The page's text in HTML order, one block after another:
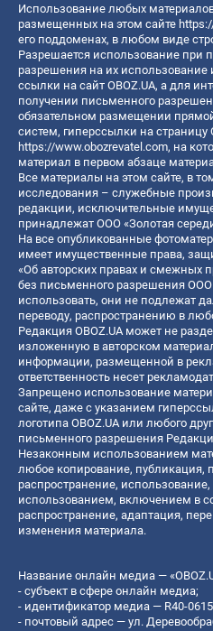
Использование любых
размещенных на этом сайте
его поддоменах, в любом виде
Разрешается использование при
разрешения на их использование
ссылки на сайт OBOZ.UA, а для
получении письменного
обязательном размещении
систем, гиперссылки на страницу
https://www.obozrevatel.com, на
материал в первом абзаце
Все материалы на этом сайте, в
исследования – служебные
редакции, исключительные
принадлежат ООО «Золотая
На все опубликованные
имеет имущественные права,
«Об авторских правах и смежных
без письменного разрешения ООО
использовать, они не подлежат
переводу, распространению в
Редакция OBOZ.UA может не
изложенную в авторском
информации, размещенной в
ответственность несет
Запрещено использование
сайте, даже с указанием
логотипа OBOZ.UA или любого
письменного разрешения
Незаконным использованием
любое копирование, публикация,
распространение, использование,
использованием, включением в
распространение, адаптация,
изменения материала.
Название онлайн медиа —
- субъект в сфере онлайн медиа;
- идентификатор медиа — R40-
- почтовый адрес — ул.